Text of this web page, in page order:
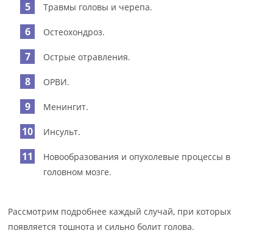
Травмы головы и черепа.
Остеохондроз.
Острые отравления.
ОРВИ.
Менингит.
Инсульт.
Новообразования и опухолевые процессы в
головном мозге.
Рассмотрим подробнее каждый случай, при которых
появляется тошнота и сильно болит голова.